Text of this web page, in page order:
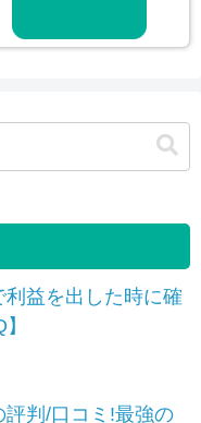
益を出した時に確
判/口コミ!最強の